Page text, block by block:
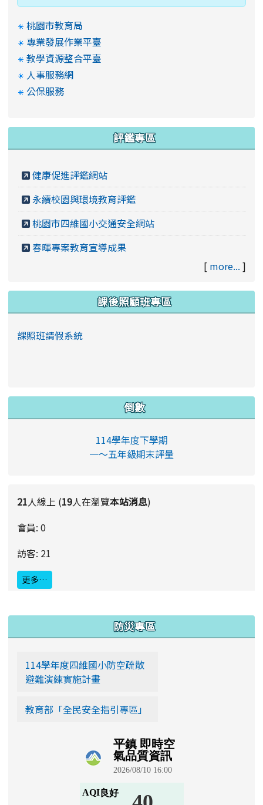
桃園市教育局
專業發展作業平臺
教學資源整合平臺
人事服務網
公保服務
評鑑專區
健康促進評鑑網站
永續校園與環境教育評鑑
桃園市四維國小交通安全網站
春暉專案教育宣導成果
[ more... ]
課後照顧班專區
課照班請假系統
倒數
114學年度下學期
一～五年級期末評量
21人線上 (19人在瀏覽本站消息)
會員: 0
訪客: 21
更多…
::: 防災專區
114學年度四維國小防空疏散
避難演練實施計畫
教育部「全民安全指引專區」